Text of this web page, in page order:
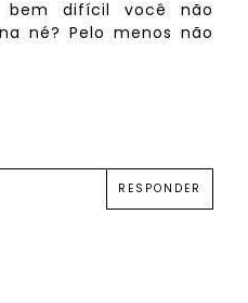
bem difícil você não
né? Pelo menos não
RESPONDER